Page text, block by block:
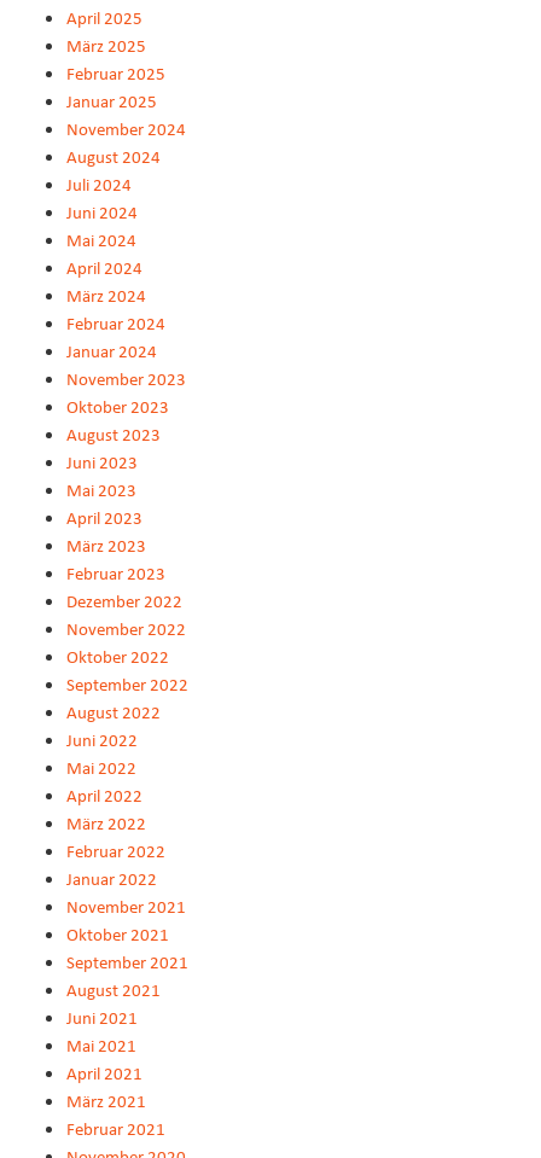
April 2025
März 2025
Februar 2025
Januar 2025
November 2024
August 2024
Juli 2024
Juni 2024
Mai 2024
April 2024
März 2024
Februar 2024
Januar 2024
November 2023
Oktober 2023
August 2023
Juni 2023
Mai 2023
April 2023
März 2023
Februar 2023
Dezember 2022
November 2022
Oktober 2022
September 2022
August 2022
Juni 2022
Mai 2022
April 2022
März 2022
Februar 2022
Januar 2022
November 2021
Oktober 2021
September 2021
August 2021
Juni 2021
Mai 2021
April 2021
März 2021
Februar 2021